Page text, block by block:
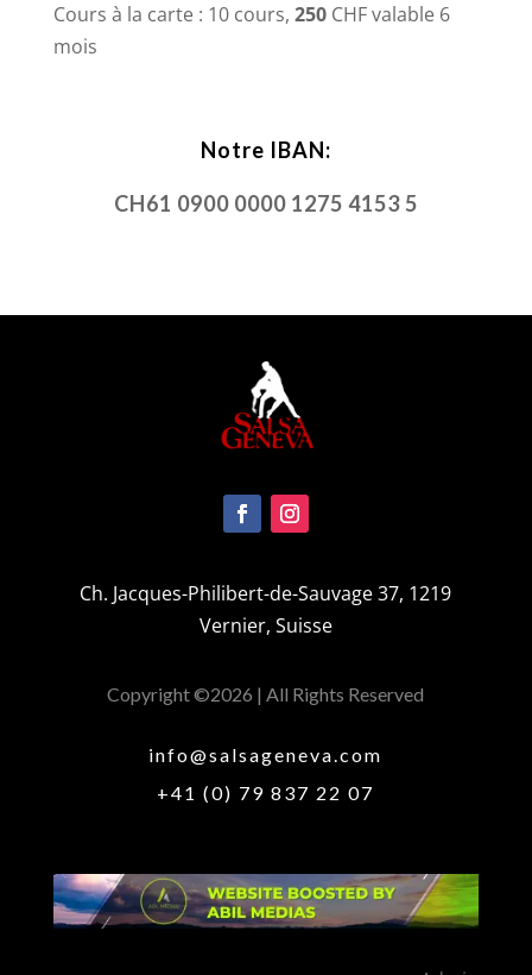
Cours à la carte : 10 cours, 250 CHF valable 6
mois
Notre IBAN:
CH61 0900 0000 1275 4153 5
Ch. Jacques-Philibert-de-Sauvage 37, 1219
Vernier, Suisse
Copyright ©2026 | All Rights Reserved
info@salsageneva.com
+41 (0) 79 837 22 07